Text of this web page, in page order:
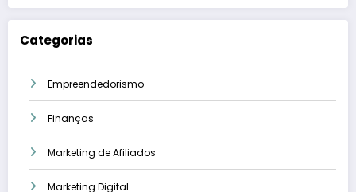
Categorias
Empreendedorismo
Finanças
Marketing de Afiliados
Marketing Digital